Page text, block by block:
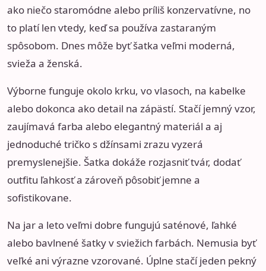
ako niečo staromódne alebo príliš konzervatívne, no
to platí len vtedy, keď sa používa zastaraným
spôsobom. Dnes môže byť šatka veľmi moderná,
svieža a ženská.
Výborne funguje okolo krku, vo vlasoch, na kabelke
alebo dokonca ako detail na zápästí. Stačí jemný vzor,
zaujímavá farba alebo elegantný materiál a aj
jednoduché tričko s džínsami zrazu vyzerá
premyslenejšie. Šatka dokáže rozjasniť tvár, dodať
outfitu ľahkosť a zároveň pôsobiť jemne a
sofistikovane.
Na jar a leto veľmi dobre fungujú saténové, ľahké
alebo bavlnené šatky v sviežich farbách. Nemusia byť
veľké ani výrazne vzorované. Úplne stačí jeden pekný